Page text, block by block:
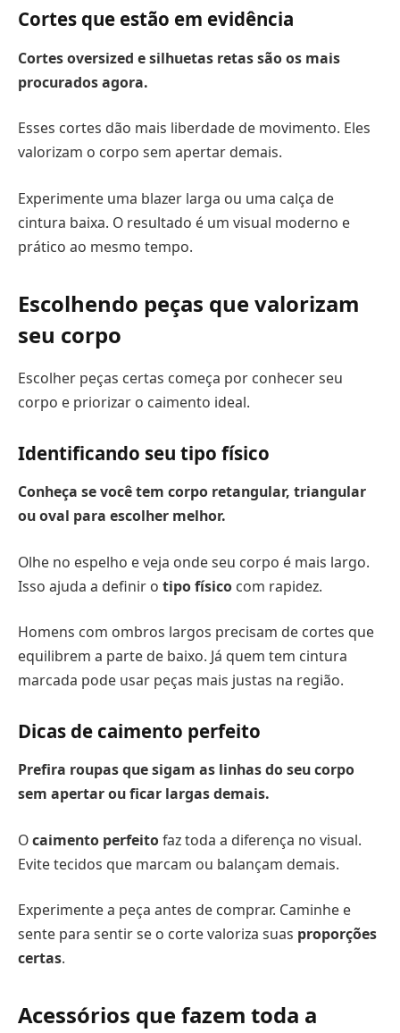
Cortes que estão em evidência
Cortes oversized e silhuetas retas são os mais
procurados agora.
Esses cortes dão mais liberdade de movimento. Eles
valorizam o corpo sem apertar demais.
Experimente uma blazer larga ou uma calça de
cintura baixa. O resultado é um visual moderno e
prático ao mesmo tempo.
Escolhendo peças que valorizam
seu corpo
Escolher peças certas começa por conhecer seu
corpo e priorizar o caimento ideal.
Identificando seu tipo físico
Conheça se você tem corpo retangular, triangular
ou oval para escolher melhor.
Olhe no espelho e veja onde seu corpo é mais largo.
Isso ajuda a definir o tipo físico com rapidez.
Homens com ombros largos precisam de cortes que
equilibrem a parte de baixo. Já quem tem cintura
marcada pode usar peças mais justas na região.
Dicas de caimento perfeito
Prefira roupas que sigam as linhas do seu corpo
sem apertar ou ficar largas demais.
Ocaimento perfeitofaz toda a diferença no visual.
Evite tecidos que marcam ou balançam demais.
Experimente a peça antes de comprar. Caminhe e
sente para sentir se o corte valoriza suas proporções
certas.
Acessórios que fazem toda a